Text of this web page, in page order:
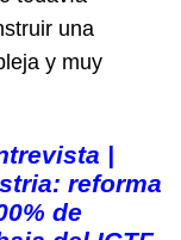
una
y muy
|
reforma
de